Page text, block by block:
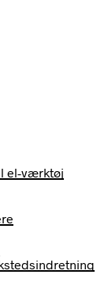
el-værktøj